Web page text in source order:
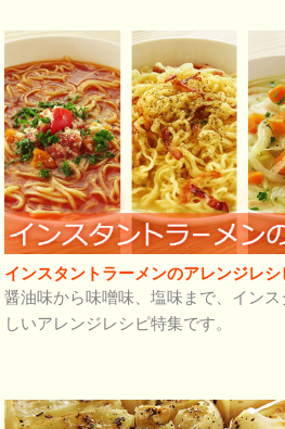
インスタントラーメンのアレンジレシ
醤油味から味噌味、塩味まで、イン
しいアレンジレシピ特集です。